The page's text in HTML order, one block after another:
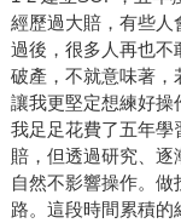
經歷過大賠，有些人
過後，很多人再也不
破產，不就意味著，
讓我更堅定想練好操
我足足花費了五年學
賠，但透過研究、逐
自然不影響操作。
路。這段時間累積